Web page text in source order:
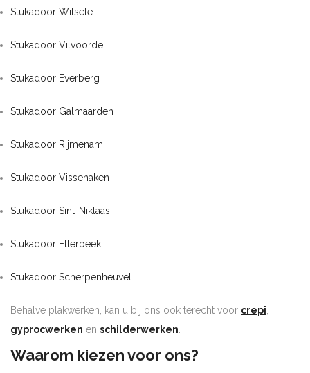
Stukadoor Wilsele
Stukadoor Vilvoorde
Stukadoor Everberg
Stukadoor Galmaarden
Stukadoor Rijmenam
Stukadoor Vissenaken
Stukadoor Sint-Niklaas
Stukadoor Etterbeek
Stukadoor Scherpenheuvel
Behalve plakwerken, kan u bij ons ook terecht voor crepi,
gyprocwerken en schilderwerken.
Waarom kiezen voor ons?